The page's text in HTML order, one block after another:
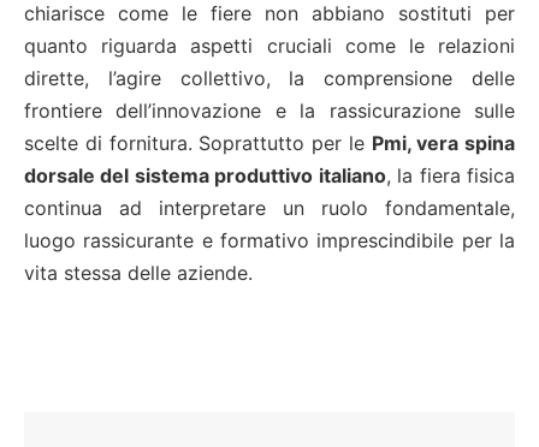
chiarisce come le fiere non abbiano sostituti per
quanto riguarda aspetti cruciali come le relazioni
dirette, l’agire collettivo, la comprensione delle
frontiere dell’innovazione e la rassicurazione sulle
scelte di fornitura. Soprattutto per le Pmi, vera spina
dorsale del sistema produttivo italiano, la fiera fisica
continua ad interpretare un ruolo fondamentale,
luogo rassicurante e formativo imprescindibile per la
vita stessa delle aziende.